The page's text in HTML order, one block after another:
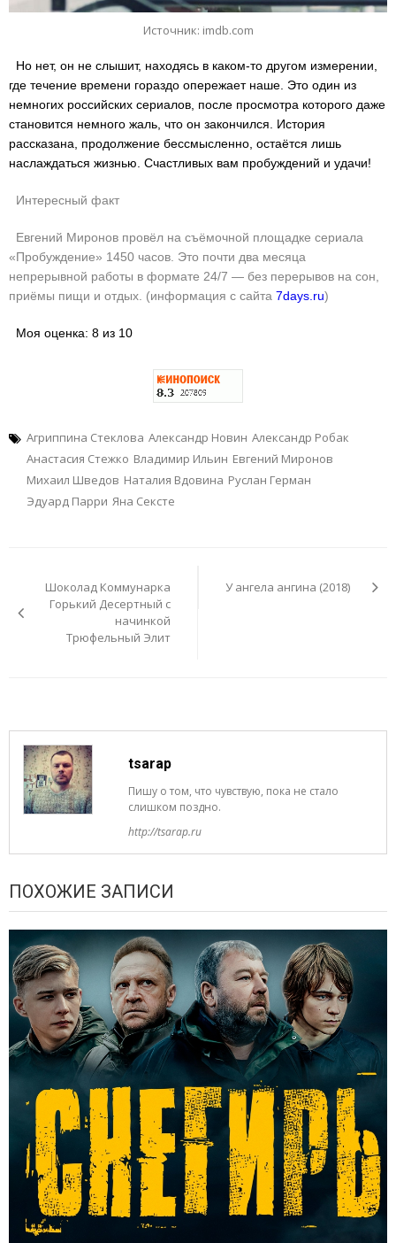
Источник: imdb.com
Но нет, он не слышит, находясь в каком-то другом измерении,
где течение времени гораздо опережает наше. Это один из
немногих российских сериалов, после просмотра которого даже
становится немного жаль, что он закончился. История
рассказана, продолжение бессмысленно, остаётся лишь
наслаждаться жизнью. Счастливых вам пробуждений и удачи!
Интересный факт
Евгений Миронов провёл на съёмочной площадке сериала
«Пробуждение» 1450 часов. Это почти два месяца
непрерывной работы в формате 24/7 — без перерывов на сон,
приёмы пищи и отдых. (информация с сайта 7days.ru)
Моя оценка: 8 из 10
Агриппина Стеклова Александр Новин Александр Робак
Анастасия Стежко Владимир Ильин Евгений Миронов
Михаил Шведов Наталия Вдовина Руслан Герман
Эдуард Парри Яна Сексте
записям
Шоколад Коммунарка
Горький Десертный с
начинкой
Трюфельный Элит
У ангела ангина (2018)
tsarap
Пишу о том, что чувствую, пока не стало
слишком поздно.
http://tsarap.ru
ПОХОЖИЕ ЗАПИСИ